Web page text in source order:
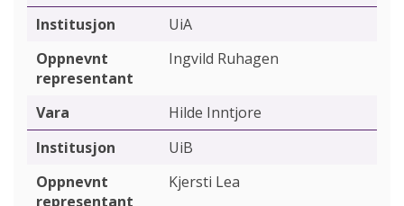
UiA
Ingvild Ruhagen
Hilde Inntjore
UiB
Kjersti Lea